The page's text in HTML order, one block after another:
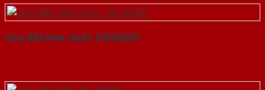
Cửa ABS Hàn Quốc 120 K0201